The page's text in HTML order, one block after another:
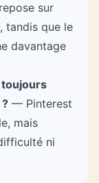
sur
tandis que le
davantage
— Pinterest
mais
ni